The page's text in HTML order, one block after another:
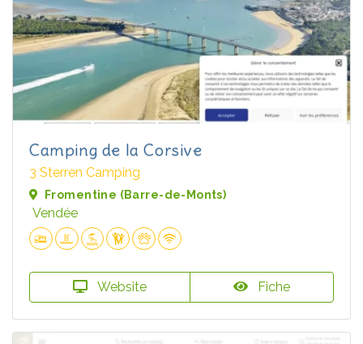
Camping de la Corsive
3 Sterren Camping
Fromentine (Barre-de-Monts)
Vendée
Website Fiche